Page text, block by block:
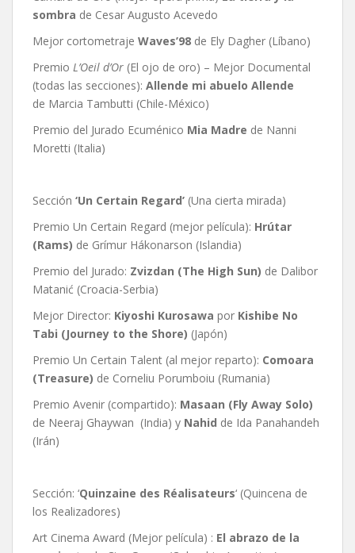
sombra de Cesar Augusto Acevedo
Mejor cortometraje Waves’98 de Ely Dagher (Líbano)
Premio L’Oeil d’Or (El ojo de oro) – Mejor Documental
(todas las secciones): Allende mi abuelo Allende
de Marcia Tambutti (Chile-México)
Premio del Jurado Ecuménico Mia Madre de Nanni
Moretti (Italia)
Sección ‘Un Certain Regard’ (Una cierta mirada)
Premio Un Certain Regard (mejor película): Hrútar
(Rams) de Grímur Hákonarson (Islandia)
Premio del Jurado: Zvizdan (The High Sun) de Dalibor
Matanić (Croacia-Serbia)
Mejor Director: Kiyoshi Kurosawa por Kishibe No
Tabi (Journey to the Shore) (Japón)
Premio Un Certain Talent (al mejor reparto): Comoara
(Treasure) de Corneliu Porumboiu (Rumania)
Premio Avenir (compartido): Masaan (Fly Away Solo)
de Neeraj Ghaywan (India) y Nahid de Ida Panahandeh
(Irán)
Sección: ‘Quinzaine des Réalisateurs‘ (Quincena de
los Realizadores)
Art Cinema Award (Mejor película) : El abrazo de la